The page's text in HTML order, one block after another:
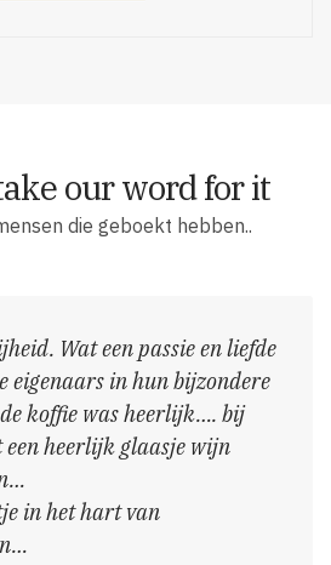
our word for it
die geboekt hebben..
Wat een passie en liefde
eigenaars in hun bijzondere
koffie was heerlijk…. bij
heerlijk glaasje wijn
in het hart van